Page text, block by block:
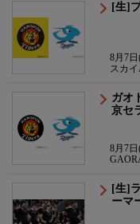
[生]
8月7日
スカ
ガオ
京セ
8月7日
[生]
ーマ